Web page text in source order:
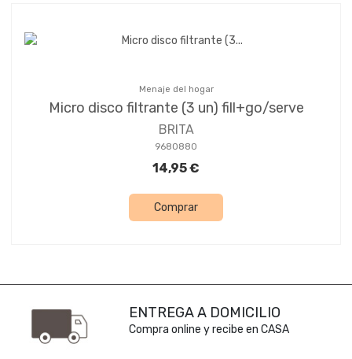
Menaje del hogar
Micro disco filtrante (3 un) fill+go/serve
BRITA
9680880
14,95 €
Comprar
ENTREGA A DOMICILIO
Compra online y recibe en CASA